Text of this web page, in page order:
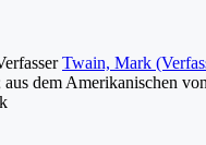
Twain, Mark
dem Amerikanischen